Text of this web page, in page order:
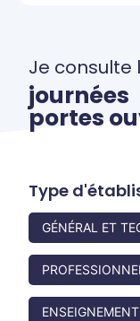
Je consulte
journées
portes
Type
GÉNÉRAL ET